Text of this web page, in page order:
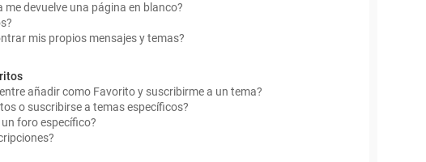
me devuelve una página en blanco?
mis propios mensajes y temas?
añadir como Favorito y suscribirme a un tema?
o suscribirse a temas específicos?
foro específico?